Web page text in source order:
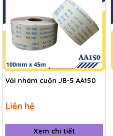
Vải nhám cuộn JB-5 AA150
Liên hệ
Xem chi tiết